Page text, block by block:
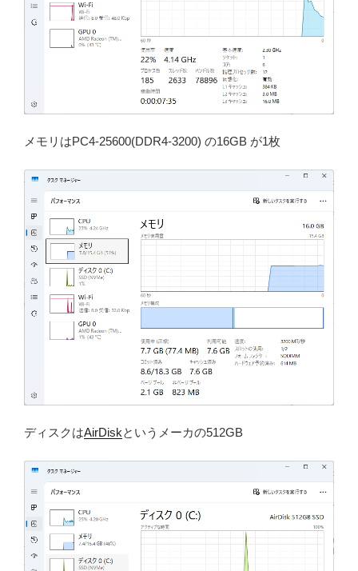
メモリはPC4-25600(DDR4-3200) の16GB が1枚
ディスクはAirDiskというメーカの512GB